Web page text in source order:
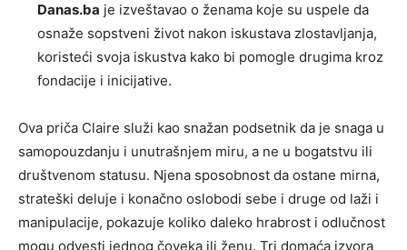
Danas.ba je izveštavao o ženama koje su uspele da
osnaže sopstveni život nakon iskustava zlostavljanja,
koristeći svoja iskustva kako bi pomogle drugima kroz
fondacije i inicijative.
Ova priča Claire služi kao snažan podsetnik da je snaga u
samopouzdanju i unutrašnjem miru, a ne u bogatstvu ili
društvenom statusu. Njena sposobnost da ostane mirna,
strateški deluje i konačno oslobodi sebe i druge od laži i
manipulacije, pokazuje koliko daleko hrabrost i odlučnost
mogu odvesti jednog čoveka ili ženu. Tri domaća izvora